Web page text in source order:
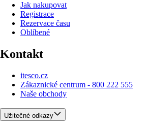
Jak nakupovat
Registrace
Rezervace času
Oblíbené
Kontakt
itesco.cz
Zákaznické centrum - 800 222 555
Naše obchody
Užitečné odkazy